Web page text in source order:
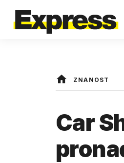
ZNANOST
Car